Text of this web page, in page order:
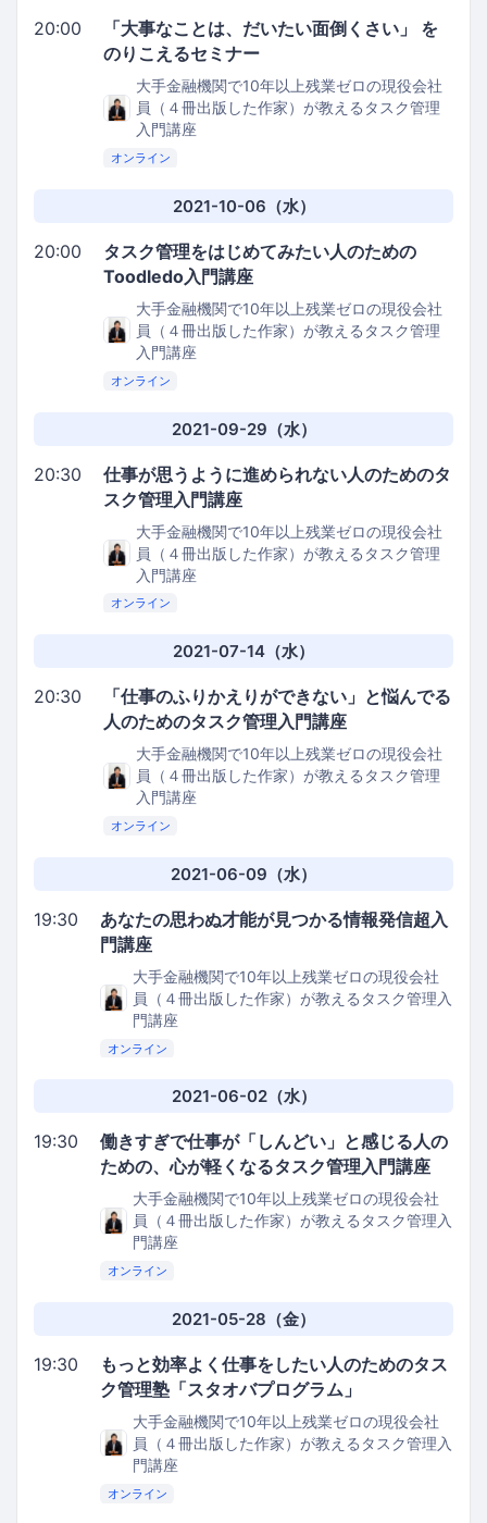
20:00
「大事なことは、だいたい面倒くさい」 を
のりこえるセミナー
大手金融機関で10年以上残業ゼロの現役会社
員（４冊出版した作家）が教えるタスク管理
入門講座
オンライン
2021-10-06（水）
20:00
タスク管理をはじめてみたい人のための
Toodledo入門講座
大手金融機関で10年以上残業ゼロの現役会社
員（４冊出版した作家）が教えるタスク管理
入門講座
オンライン
2021-09-29（水）
20:30
仕事が思うように進められない人のためのタ
スク管理入門講座
大手金融機関で10年以上残業ゼロの現役会社
員（４冊出版した作家）が教えるタスク管理
入門講座
オンライン
2021-07-14（水）
20:30
「仕事のふりかえりができない」と悩んでる
人のためのタスク管理入門講座
大手金融機関で10年以上残業ゼロの現役会社
員（４冊出版した作家）が教えるタスク管理
入門講座
オンライン
2021-06-09（水）
19:30
あなたの思わぬ才能が見つかる情報発信超入
門講座
大手金融機関で10年以上残業ゼロの現役会社
員（４冊出版した作家）が教えるタスク管理入
門講座
オンライン
2021-06-02（水）
19:30
働きすぎで仕事が「しんどい」と感じる人の
ための、心が軽くなるタスク管理入門講座
大手金融機関で10年以上残業ゼロの現役会社
員（４冊出版した作家）が教えるタスク管理入
門講座
オンライン
2021-05-28（金）
19:30
もっと効率よく仕事をしたい人のためのタス
ク管理塾「スタオバプログラム」
大手金融機関で10年以上残業ゼロの現役会社
員（４冊出版した作家）が教えるタスク管理入
門講座
オンライン